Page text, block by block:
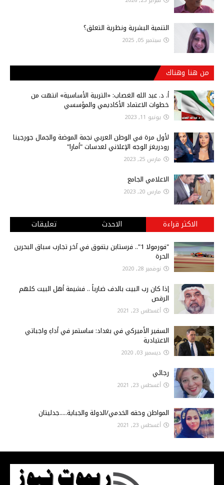
التنمية البشرية ونظرية التعلق؟
سبتمبر 05, 2025
من هنا وهناك
أ‌. د. عبد الله الغصاب: «التربية الأساسية» انتهت من
خطوات الاعتماد الأكاديمي والمؤسسي
يونيو 11, 2023
لأول مرة في الوطن العربي نجمة الموضة والجمال جورجينا
رودريغز الوجه الإعلاني لعدسات "أمارا"
مارس 25, 2023
الاعلامي الجامع
مارس 20, 2023
الاكثر قراءة الاحدث تعليقات
"فورمولا 1".. فرستابن يتفوق في آخر تجارب سباق البحرين
الحرة
نوفمبر 28, 2020
إذا كان رب البيت بالدف ضارباً .. فشيمة أهل البيت كلهم
الرقص
أغسطس 23, 2021
السفير الأميركي في بغداد: ساستمر في أداءِ واجباتي
الاعتيادية
ديسمبر 03, 2020
رجائي
أغسطس 23, 2021
المواطن وحقه الخدمي/الدولة والجباية.....جدليتان
أغسطس 23, 2021